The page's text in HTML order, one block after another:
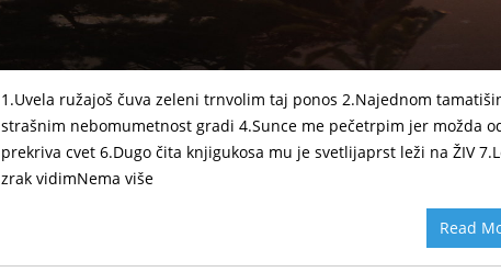
1.Uvela ružajoš čuva zeleni trnvolim taj ponos 2.Najednom
strašnim nebomumetnost gradi 4.Sunce me pečetrpim jer možda
prekriva cvet 6.Dugo čita knjigukosa mu je svetlijaprst leži na ŽIV
zrak vidimNema više
Read